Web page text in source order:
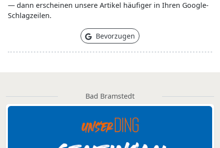
— dann erscheinen unsere Artikel häufiger in Ihren Google-
Schlagzeilen.
Bevorzugen
Bad Bramstedt